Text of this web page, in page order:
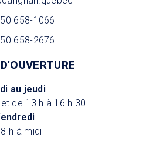
658-1066
658-2676
au jeudi
de 13 h à 16 h 30
h à midi